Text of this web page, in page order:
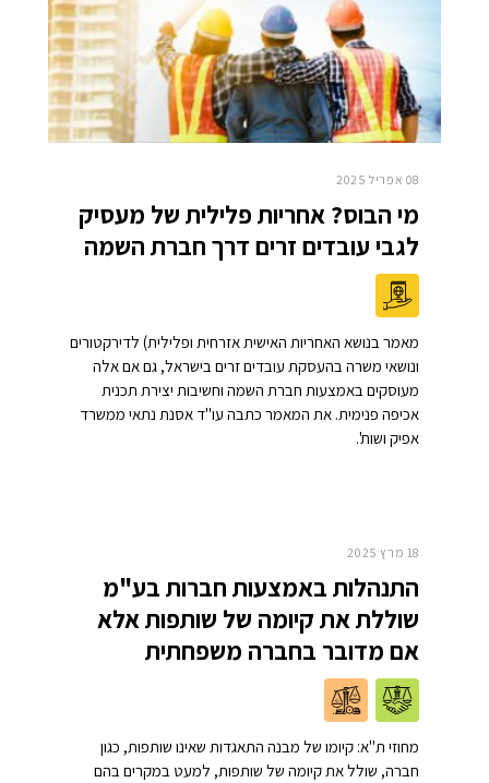
08 אפריל 2025
מי הבוס? אחריות פלילית של מעסיק
לגבי עובדים זרים דרך חברת השמה
מאמר בנושא האחריות האישית אזרחית ופלילית) לדירקטורים
ונושאי משרה בהעסקת עובדים זרים בישראל, גם אם אלה
מעוסקים באמצעות חברת השמה וחשיבות יצירת תכנית
אכיפה פנימית. את המאמר כתבה עו"ד אסנת נתאי ממשרד
אפיק ושות'.
18 מרץ 2025
התנהלות באמצעות חברות בע"מ
שוללת את קיומה של שותפות אלא
אם מדובר בחברה משפחתית
מחוזי ת"א: קיומו של מבנה התאגדות שאינו שותפות, כגון
חברה, שולל את קיומה של שותפות, למעט במקרים בהם